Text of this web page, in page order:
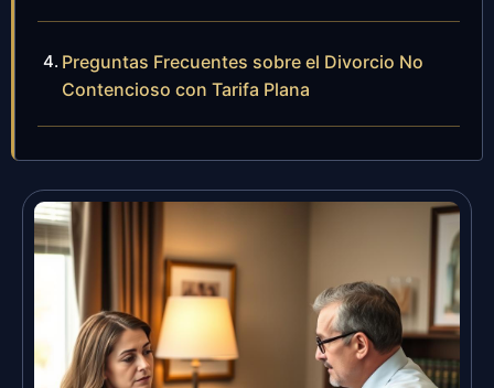
Preguntas Frecuentes sobre el Divorcio No
Contencioso con Tarifa Plana